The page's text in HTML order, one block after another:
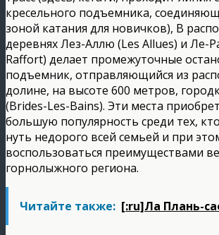
кресельного подъемника,
зоной катания для новичков), В
деревнях Лез-Аллю (Les Allues) и Ле-
Raffort) делает промежуточные
подъемник, отправляющийся из
долине, на высоте 600 метров,
(Brides-Les-Bains). Эти места
большую популярность среди тех,
нуть недорого всей семьей и при
воспользоваться преимуществами
горнолыжного региона.
Читайте также: [:ru]Ла Плань-